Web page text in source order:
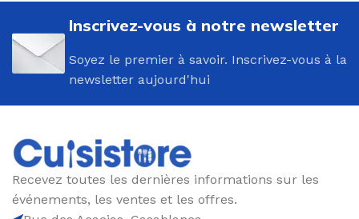
Inscrivez-vous à notre newsletter
Soyez le premier à savoir. Inscrivez-vous à la
newsletter aujourd'hui
Recevez toutes les dernières informations sur les
événements, les ventes et les offres.